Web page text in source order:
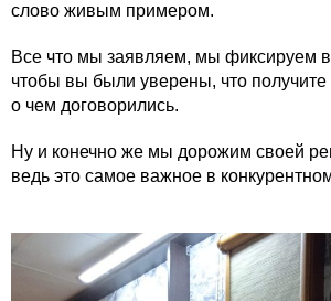
слово живым примером.
Все что мы заявляем, мы фиксируем в
чтобы вы были уверены, что получите
о чем договорились.
Ну и конечно же мы дорожим своей
ведь это самое важное в